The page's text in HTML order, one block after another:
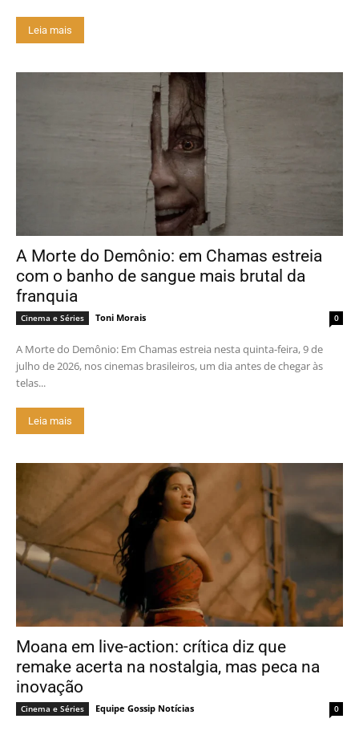
Leia mais
A Morte do Demônio: em Chamas estreia
com o banho de sangue mais brutal da
franquia
Cinema e Séries Toni Morais 0
A Morte do Demônio: Em Chamas estreia nesta quinta-feira, 9 de
julho de 2026, nos cinemas brasileiros, um dia antes de chegar às
telas...
Leia mais
Moana em live-action: crítica diz que
remake acerta na nostalgia, mas peca na
inovação
Cinema e Séries Equipe Gossip Notícias 0